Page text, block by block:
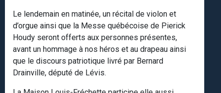
Le lendemain en matinée, un récital de violon et
d’orgue ainsi que la Messe québécoise de Pierick
Houdy seront offerts aux personnes présentes,
avant un hommage à nos héros et au drapeau ainsi
que le discours patriotique livré par Bernard
Drainville, député de Lévis.